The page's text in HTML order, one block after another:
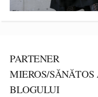
PARTENER
MIEROS/SĂNĂTOS
BLOGULUI